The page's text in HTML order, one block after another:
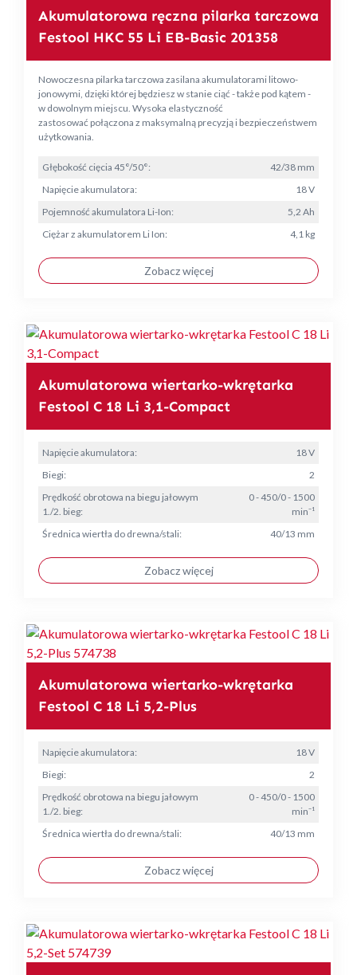
Akumulatorowa ręczna pilarka tarczowa
Festool HKC 55 Li EB-Basic 201358
Nowoczesna pilarka tarczowa zasilana akumulatorami litowo-
jonowymi, dzięki której będziesz w stanie ciąć - także pod kątem -
w dowolnym miejscu. Wysoka elastyczność
zastosować połączona z maksymalną precyzją i bezpieczeństwem
użytkowania.
Głębokość cięcia 45°/50°:
42/38 mm
Napięcie akumulatora:
18 V
Pojemność akumulatora Li-Ion:
5,2 Ah
Ciężar z akumulatorem Li Ion:
4,1 kg
Zobacz więcej
Akumulatorowa wiertarko-wkrętarka
Festool C 18 Li 3,1-Compact
Napięcie akumulatora:
18 V
Biegi:
2
Prędkość obrotowa na biegu jałowym
1./2. bieg:
0 - 450/0 - 1500
min⁻¹
Średnica wiertła do drewna/stali:
40/13 mm
Zobacz więcej
Akumulatorowa wiertarko-wkrętarka
Festool C 18 Li 5,2-Plus
Napięcie akumulatora:
18 V
Biegi:
2
Prędkość obrotowa na biegu jałowym
1./2. bieg:
0 - 450/0 - 1500
min⁻¹
Średnica wiertła do drewna/stali:
40/13 mm
Zobacz więcej